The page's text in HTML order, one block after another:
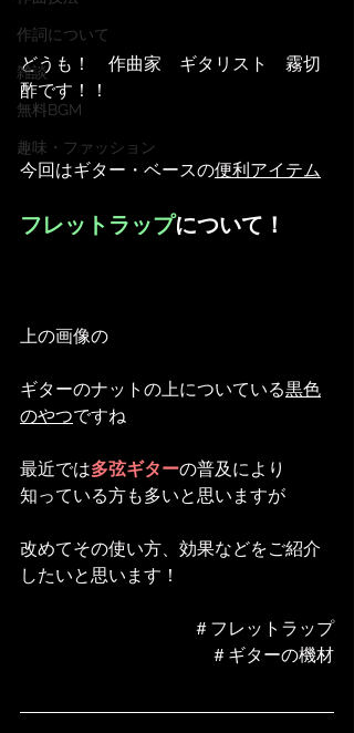
作詞について
雑談
無料BGM
趣味・ファッション
どうも！　作曲家　ギタリスト　霧切
酢です！！
今回はギター・ベースの便利アイテム
フレットラップについて！
上の画像の
ギターのナットの上についている黒色
のやつですね
最近では多弦ギターの普及により
知っている方も多いと思いますが
改めてその使い方、効果などをご紹介
したいと思います！
＃フレットラップ
＃ギターの機材